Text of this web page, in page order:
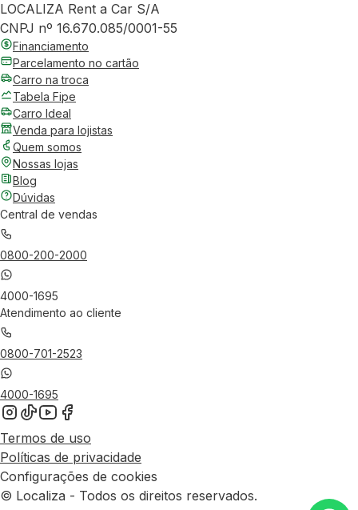
LOCALIZA Rent a Car S/A
CNPJ nº 16.670.085/0001-55
Financiamento
Parcelamento no cartão
Carro na troca
Tabela Fipe
Carro Ideal
Venda para lojistas
Quem somos
Nossas lojas
Blog
Dúvidas
Central de vendas
0800-200-2000
4000-1695
Atendimento ao cliente
0800-701-2523
4000-1695
Termos de uso
Políticas de privacidade
Configurações de cookies
© Localiza - Todos os direitos reservados.